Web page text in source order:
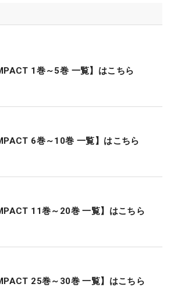
1巻～5巻 一覧】はこちら
6巻～10巻 一覧】はこちら
11巻～20巻 一覧】はこちら
25巻～30巻 一覧】はこちら